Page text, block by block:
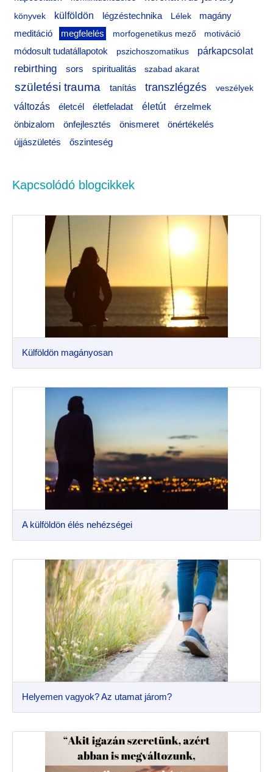
könyvek külföldön légzéstechnika Lélek magány
meditáció megfelelés morfogenetikus mező motiváció
módosult tudatállapotok pszichoszomatikus párkapcsolat
rebirthing sors spiritualitás szabad akarat
születési trauma tanítás transzlégzés veszélyek
változás életcél életfeladat életút
érzelmek
önbizalom
önfejlesztés önismeret
önértékelés
újjászületés
őszinteség
Kapcsolódó blogcikkek
Külföldön magányosan
A külföldön élés nehézségei
Helyemen vagyok? Az utamat járom?